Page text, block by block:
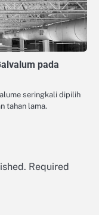
pada
seringkali dipilih
tahan lama.
Required